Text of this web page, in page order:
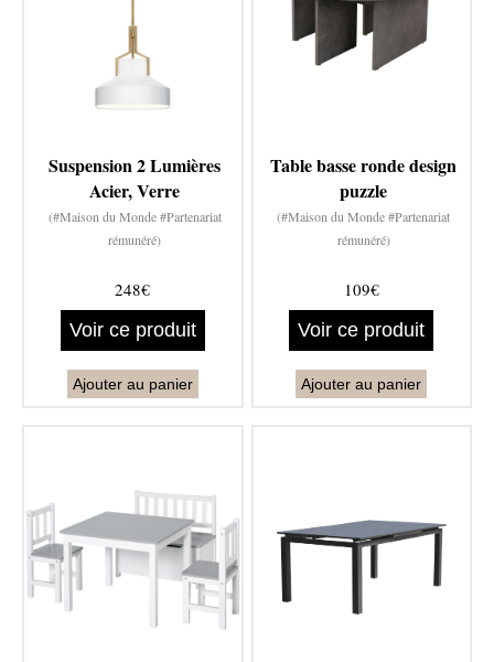
Suspension 2 Lumières
Acier, Verre
(#Maison du Monde #Partenariat
rémunéré)
248€
Voir ce produit
Ajouter au panier
Table basse ronde design
puzzle
(#Maison du Monde #Partenariat
rémunéré)
109€
Voir ce produit
Ajouter au panier